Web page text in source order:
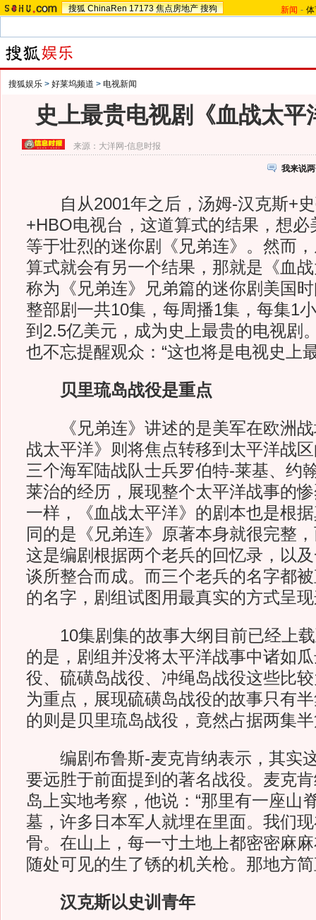
搜狐 ChinaRen 17173 焦点房地产 搜狗 新闻 -
搜狐娱乐 > 好莱坞频道 > 电视新闻
史上最贵电视剧《血战太平
来源： 大洋网-信息时报
我来说
自从2001年之后，汤姆-汉克斯+史
+HBO电视台，这道算式的结果，想必
等于壮烈的迷你剧《兄弟连》。然而
算式就会有另一个结果，那就是《血
称为《兄弟连》兄弟篇的迷你剧美国
整部剧一共10集，每周播1集，每集1
到2.5亿美元，成为史上最贵的电视剧
也不忘提醒观众：“这也将是电视史上
贝里琉岛战役是重点
《兄弟连》讲述的是美军在欧洲战
战太平洋》则将焦点转移到太平洋战
三个海军陆战队士兵罗伯特-莱基、约
莱治的经历，展现整个太平洋战事的
一样，《血战太平洋》的剧本也是根
同的是《兄弟连》原著本身就很完整
这是编剧根据两个老兵的回忆录，以
谈所整合而成。而三个老兵的名字都
的名字，剧组试图用最真实的方式呈
10集剧集的故事大纲目前已经上载
的是，剧组并没将太平洋战事中诸如
役、硫磺岛战役、冲绳岛战役这些比
为重点，展现硫磺岛战役的故事只有半
的则是贝里琉岛战役，竟然占据两集
编剧布鲁斯-麦克肯纳表示，其实
要远胜于前面提到的著名战役。麦克
岛上实地考察，他说：“那里有一座山
墓，许多日本军人就埋在里面。我们
骨。在山上，每一寸土地上都密密麻
随处可见的生了锈的机关枪。那地方
汉克斯以史训青年